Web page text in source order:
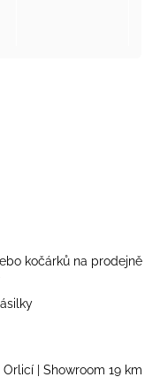
kočárků na prodejně
| Showroom 19 km